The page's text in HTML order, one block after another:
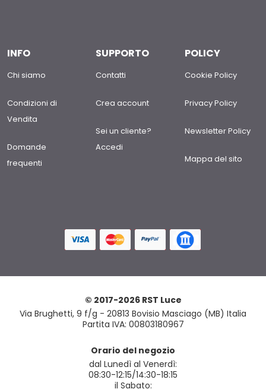
INFO
Chi siamo
Condizioni di
Vendita
Domande
frequenti
SUPPORTO
Contatti
Crea account
Sei un cliente?
Accedi
POLICY
Cookie Policy
Privacy Policy
Newsletter Policy
Mappa del sito
© 2017-2026 RST Luce
Via Brughetti, 9 f/g - 20813 Bovisio Masciago (MB) Italia
Partita IVA: 00803180967
Orario del negozio
dal Lunedì al Venerdì:
08:30-12:15/14:30-18:15
il Sabato: